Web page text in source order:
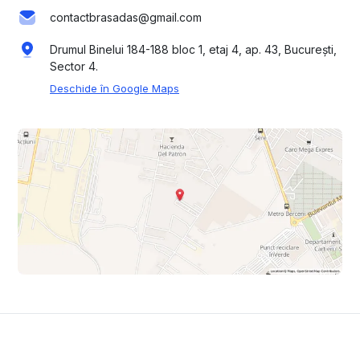
contactbrasadas@gmail.com
Drumul Binelui 184-188 bloc 1, etaj 4, ap. 43, București,
Sector 4.
Deschide în Google Maps